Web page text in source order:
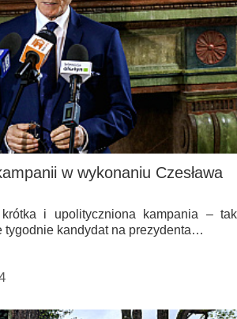
w wykonaniu Czesława
i upolityczniona kampania – tak
tygodnie kandydat na prezydenta…